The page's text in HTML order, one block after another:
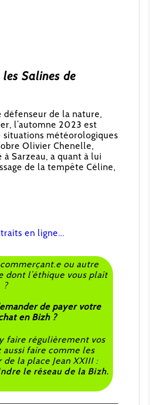
Salines de
défenseur de la nature,
l’automne 2023 est
situations météorologiques
Olivier Chenelle,
Sarzeau, a quant à lui
de la tempête Céline,
en ligne…
ou autre
dont l’éthique vous plaît
?
de payer votre
en Bizh ?
faire régulièrement vos
aussi faire comme les
la place Jean XXIII :
le réseau de la Bizh.